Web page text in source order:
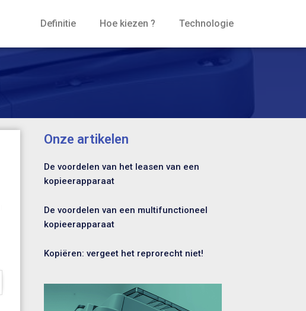
Definitie Hoe kiezen ? Technologie
Onze artikelen
De voordelen van het leasen van een
kopieerapparaat
De voordelen van een multifunctioneel
kopieerapparaat
Kopiëren: vergeet het reprorecht niet!